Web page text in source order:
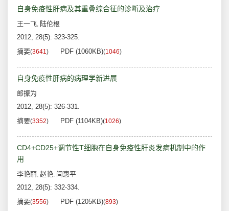
自身免疫性肝病及其重叠综合征的诊断及治疗
王一飞, 陆伦根
2012, 28(5): 323-325.
摘要(3641) PDF (1060KB)(1046)
自身免疫性肝病的病理学新进展
郎振为
2012, 28(5): 326-331.
摘要(3352) PDF (1104KB)(1026)
CD4+CD25+调节性T细胞在自身免疫性肝炎发病机制中的作
用
李艳丽, 赵艳, 闫惠平
2012, 28(5): 332-334.
摘要(3556) PDF (1205KB)(893)